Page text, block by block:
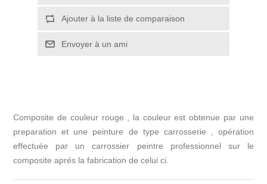
Ajouter à la liste de comparaison
Envoyer à un ami
Composite de couleur rouge , la couleur est obtenue par une
preparation et une peinture de type carrosserie , opération
effectuée par un carrossier peintre professionnel sur le
composite aprés la fabrication de celui ci.